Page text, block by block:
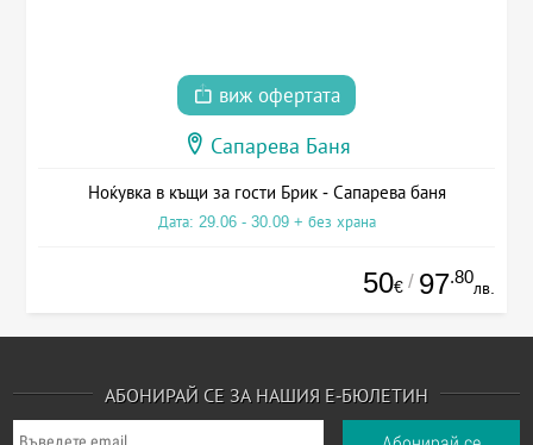
виж офертата
Сапарева Баня
Ноќувка в къщи за гости Брик - Сапарева баня
Дата: 29.06 - 30.09 + без храна
50€ / 97.80
лв.
АБОНИРАЙ СЕ ЗА НАШИЯ Е-БЮЛЕТИН